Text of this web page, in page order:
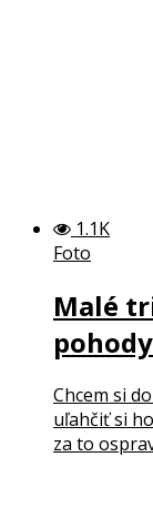
1.1K
Foto
Malé
Chcem si
uľahčiť si
za to